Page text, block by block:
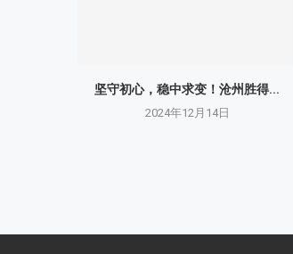
坚守初心，稳中求变！沧州胜得...
2024年12月14日